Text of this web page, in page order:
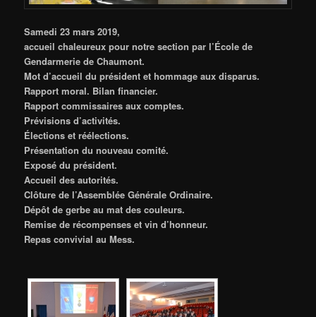
Samedi 23 mars 2019,
accueil chaleureux pour notre section par l’École de
Gendarmerie de Chaumont.
Mot d’accueil du président et hommage aux disparus.
Rapport moral. Bilan financier.
Rapport commissaires aux comptes.
Prévisions d’activités.
Élections et réélections.
Présentation du nouveau comité.
Exposé du président.
Accueil des autorités.
Clôture de l’Assemblée Générale Ordinaire.
Dépôt de gerbe au mat des couleurs.
Remise de récompenses et vin d’honneur.
Repas convivial au Mess.